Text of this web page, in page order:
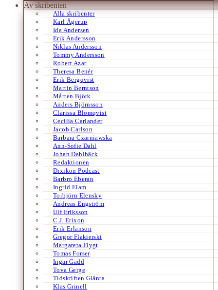
Av skribenten
Alla skribenter
Karl Ågerup
Ida Andersen
Erik Andersson
Niklas Andersson
Tommy Andersson
Robert Azar
Theresa Benér
Erik Bergqvist
Martin Berntson
Mårten Björk
Anders Björnsson
Clarissa Blomqvist
Cecilia Carlander
Jacob Carlson
Barbara Czarniawska
Ann-Sofie Dahl
Johan Dahlbäck
Redaktionen
Dixikon Podcast
Barbro Eberan
Ingrid Elam
Torbjörn Elensky
Andreas Engström
Ulf Eriksson
C.J. Erixon
Erik Erlanson
Gregor Flakierski
Margareta Flygt
Tomas Forser
Ingar Gadd
Tova Gerge
Tidskriften Glänta
Klas Grinell